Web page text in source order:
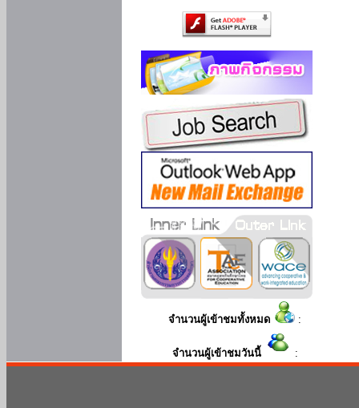
จำนวนผู้เข้าชมทั้งหมด :
จำนวนผู้เข้าชมวันนี้ :